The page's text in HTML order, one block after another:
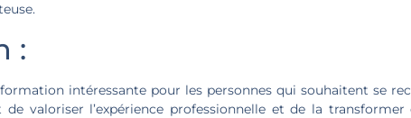
:
intéressante pour les personnes qui souhaitent se
valoriser l’expérience professionnelle et de la